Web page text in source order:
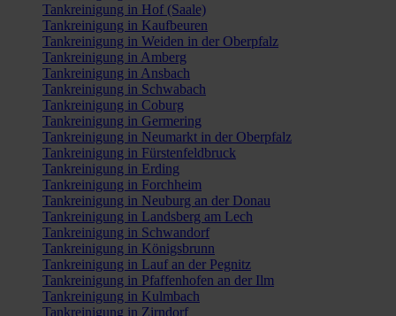
Tankreinigung in Hof (Saale)
Tankreinigung in Kaufbeuren
Tankreinigung in Weiden in der Oberpfalz
Tankreinigung in Amberg
Tankreinigung in Ansbach
Tankreinigung in Schwabach
Tankreinigung in Coburg
Tankreinigung in Germering
Tankreinigung in Neumarkt in der Oberpfalz
Tankreinigung in Fürstenfeldbruck
Tankreinigung in Erding
Tankreinigung in Forchheim
Tankreinigung in Neuburg an der Donau
Tankreinigung in Landsberg am Lech
Tankreinigung in Schwandorf
Tankreinigung in Königsbrunn
Tankreinigung in Lauf an der Pegnitz
Tankreinigung in Pfaffenhofen an der Ilm
Tankreinigung in Kulmbach
Tankreinigung in Zirndorf